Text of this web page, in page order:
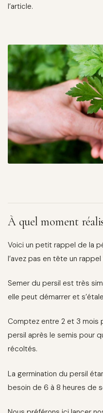
l’article.
À quel moment
Voici un petit rappel de la
l’avez pas en tête un
Semer du persil est très
elle peut démarrer et
Comptez entre 2 et 3 mois
persil après le semis pour
récoltés.
La germination du persil
besoin de 6 à 8 heures de